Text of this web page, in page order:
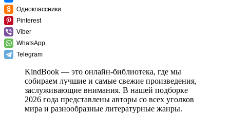
Одноклассники
Pinterest
Viber
WhatsApp
Telegram
KindBook — это онлайн-библиотека, где мы
собираем лучшие и самые свежие произведения,
заслуживающие внимания. В нашей подборке
2026 года представлены авторы со всех уголков
мира и разнообразные литературные жанры.